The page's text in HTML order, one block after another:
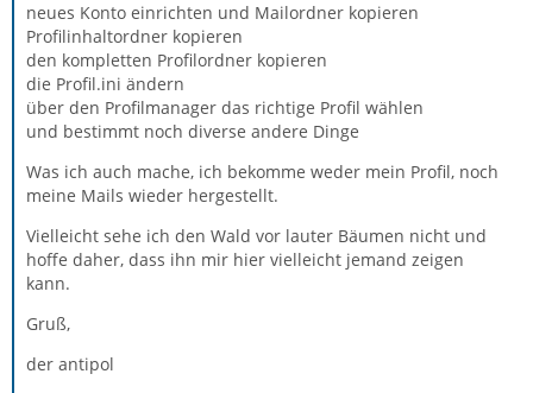
neues Konto einrichten und Mailordner kopieren
Profilinhaltordner kopieren
den kompletten Profilordner kopieren
die Profil.ini ändern
über den Profilmanager das richtige Profil wählen
und bestimmt noch diverse andere Dinge
Was ich auch mache, ich bekomme weder mein Profil, noch
meine Mails wieder hergestellt.
Vielleicht sehe ich den Wald vor lauter Bäumen nicht und
hoffe daher, dass ihn mir hier vielleicht jemand zeigen
kann.
Gruß,
der antipol